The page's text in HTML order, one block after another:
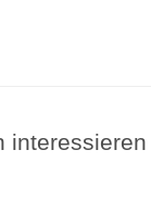
interessieren